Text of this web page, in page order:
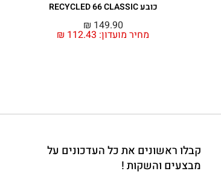
כובע RECYCLED 66 CLASSIC
מחיר מועדון: ₪ 112.43
₪ 149.90
קבלו ראשונים את כל העדכונים על
מבצעים והשקות !